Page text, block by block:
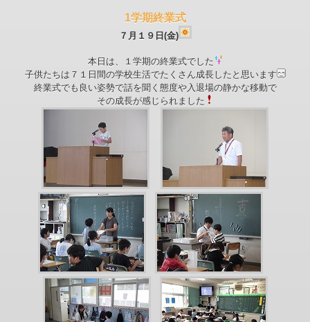
1学期終業式
７月１９日(金)
本日は、１学期の終業式でした
子供たちは７１日間の学校生活でたくさん成長したと思います
終業式でも良い姿勢で話を聞く態度や入退場の静かな移動で
その成長が感じられました